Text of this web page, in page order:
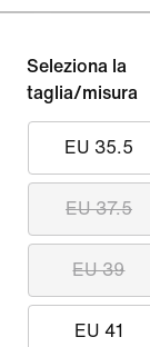
Seleziona la
taglia/misura
EU 35.5
EU 37.5
EU 39
EU 41